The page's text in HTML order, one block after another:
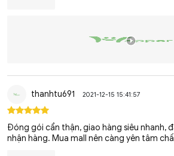
thanhtu691 2021-12-15 15:41:57
Đóng gói cẩn thận, giao hàng siêu nhanh,
nhận hàng. Mua mall nên càng yên tâm